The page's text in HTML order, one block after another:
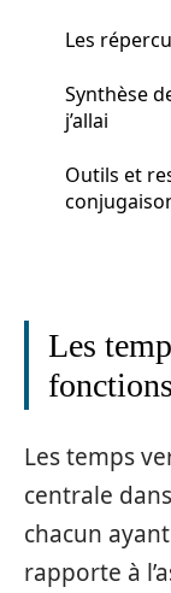
Les
Synthèse
j’allai
Outils et
Les
fonctions
Les temps
centrale
chacun
rapporte à